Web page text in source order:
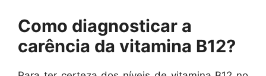
Como diagnosticar a
carência da vitamina B12?